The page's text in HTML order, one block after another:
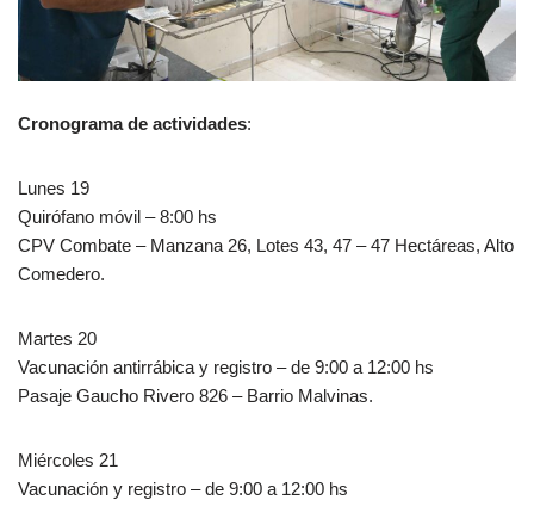
Cronograma de actividades:
Lunes 19
Quirófano móvil – 8:00 hs
CPV Combate – Manzana 26, Lotes 43, 47 – 47 Hectáreas, Alto
Comedero.
Martes 20
Vacunación antirrábica y registro – de 9:00 a 12:00 hs
Pasaje Gaucho Rivero 826 – Barrio Malvinas.
Miércoles 21
Vacunación y registro – de 9:00 a 12:00 hs